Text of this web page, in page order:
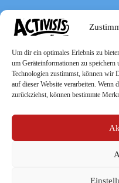
Um dir ein optimales Erlebnis zu
um Geräteinformationen zu speichern
Technologien zustimmst, können wir
auf dieser Website verarbeiten. Wenn
zurückziehst, können bestimmte
Werde Teil des